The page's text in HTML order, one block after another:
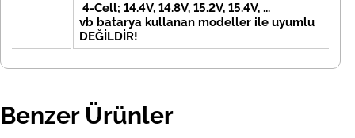
4-Cell; 14.4V, 14.8V, 15.2V, 15.4V, ...
vb batarya kullanan modeller ile uyumlu
DEĞİLDİR!
Benzer Ürünler